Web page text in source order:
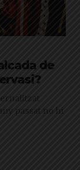
de
passat no hi